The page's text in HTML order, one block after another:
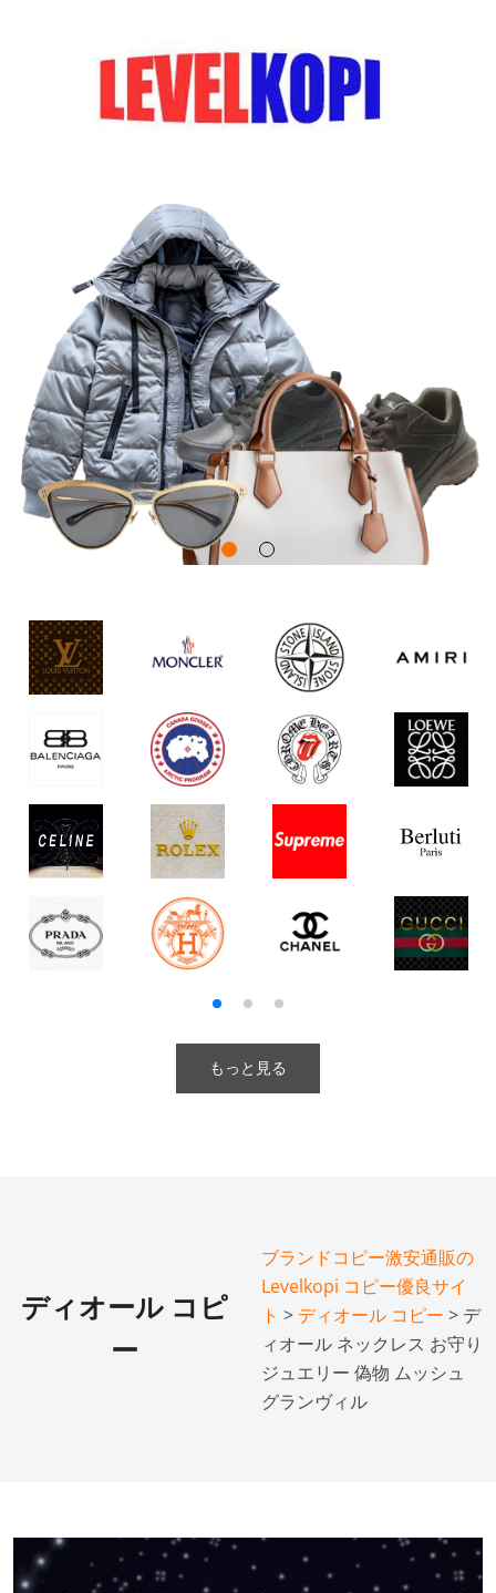
もっと見る
ディオール コピ
ー
ブランドコピー激安通販の
Levelkopi コピー優良サイ
ト > ディオール コピー > デ
ィオール ネックレス お守り
ジュエリー 偽物 ムッシュ
グランヴィル